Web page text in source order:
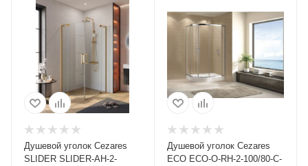
Душевой уголок Cezares
SLIDER SLIDER-AH-2-
Душевой уголок Cezares
ECO ECO-O-RH-2-100/80-C-